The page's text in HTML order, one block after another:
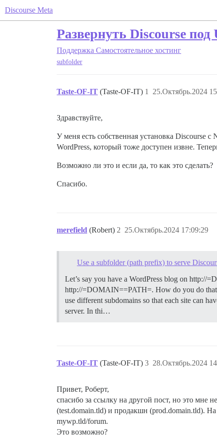
Discourse Meta
Развернуть Discourse под
Поддержка Самостоятельное хостинг
subfolder
Taste-OF-IT (Taste-OF-IT) 25.Октябрь.2024
1
Здравствуйте,
У меня есть собственная установка Discourse
WordPress, который тоже доступен извне.
Возможно ли это и если да, то как это сделать?
Спасибо.
merefield (Robert) 25.Октябрь.2024 17:09:29
2
Use a subfolder (path prefix) to serve
Let’s say you have a WordPress blog on http://
http://=DOMAIN==PATH=. How do you do
use different subdomains so that each site can
server. In thi…
Taste-OF-IT (Taste-OF-IT) 28.Октябрь.2024
3
Привет, Роберт,
спасибо за ссылку на другой пост, но это мне
(test.domain.tld) и продакшн (prod.domain.tld). На
mywp.tld/forum.
Это возможно?